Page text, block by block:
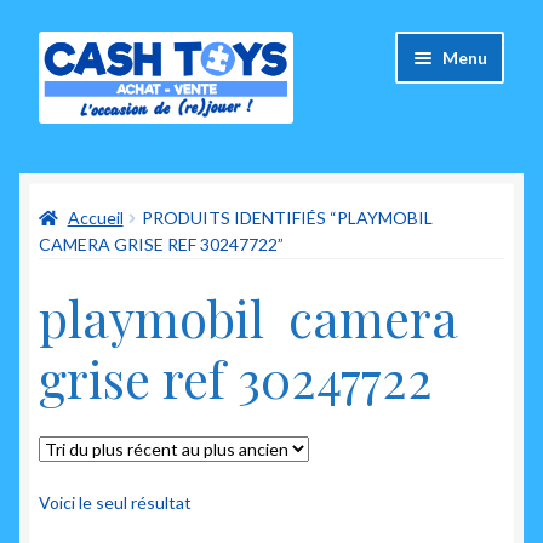
Aller
à
Aller
au
contenu
Menu
Carte Cadeau
Mes commandes
Mon compte
Accueil
PRODUITS IDENTIFIÉS “PLAYMOBIL
CAMERA GRISE REF 30247722”
playmobil camera
grise ref 30247722
Voici le seul résultat